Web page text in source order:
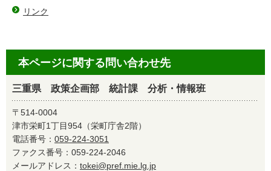
リンク
本ページに関する問い合わせ先
三重県 政策企画部 統計課 分析・情報班
〒514-0004
津市栄町1丁目954（栄町庁舎2階）
電話番号： 059-224-3051
ファクス番号：059-224-2046
メールアドレス： tokei@pref.mie.lg.jp